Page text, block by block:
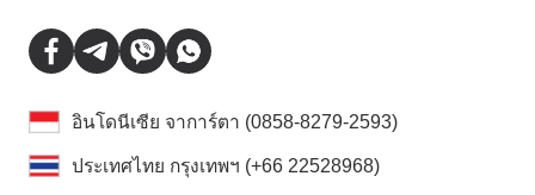
อินโดนีเซีย จาการ์ตา (0858-8279-2593)
ประเทศไทย กรุงเทพฯ (+66 22528968)